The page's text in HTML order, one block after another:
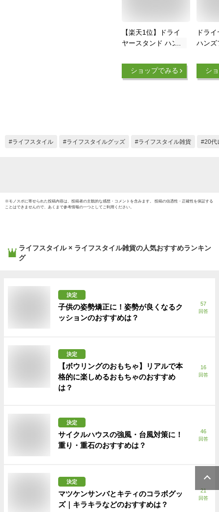
【楽天1位】ドライ
ヤースタンド ハンズ
スタンド ペット用ド
ライヤーホルダー 固
高さ調整 360度回転
ショップでみる
ドラ
ハンズ
リミン
ホル
シ
ライフスタイル ライフスタイルグッズ ライフスタイル雑貨 20代
※モノスポに寄せられた投稿内容は、投稿者の主観的な感想・コメントを含みます。 投稿の信憑性・正確性を保証する
ことはできませんので、あくまで参考情報の一つとしてご利用ください。
ライフスタイル × ライフスタイル雑貨の人気おすすめランキン
グ
決定
子供の姿勢矯正に！姿勢が良くなるク
ッションのおすすめは？
57
回答
決定
【ボウリングのおもちゃ】リアルで本
格的に楽しめるおもちゃのおすすめ
は？
16
回答
決定
サイクルハウスの強風・台風対策に！
重り・重石のおすすめは？
46
回答
決定
マツケンサンバとキティのコラボグッ
ズ｜キラキラなどのおすすめは？
21
回答